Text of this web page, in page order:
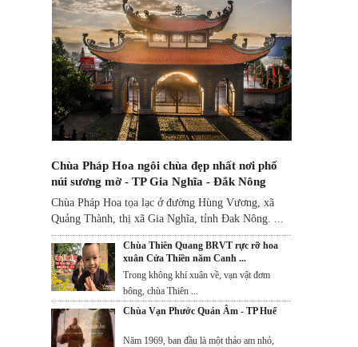
Chùa Pháp Hoa ngôi chùa đẹp nhất nơi phố
núi sương mờ - TP Gia Nghĩa - Đắk Nông
Chùa Pháp Hoa tọa lạc ở đường Hùng Vương, xã
Quảng Thành, thị xã Gia Nghĩa, tỉnh Đak Nông. ...
Chùa Thiên Quang BRVT rực rỡ hoa
xuân Cửa Thiền năm Canh ...
Trong không khí xuân về, vạn vật đơm
bông, chùa Thiên ...
Chùa Vạn Phước Quán Âm - TP Huế
Năm 1969, ban đầu là một thảo am nhỏ,